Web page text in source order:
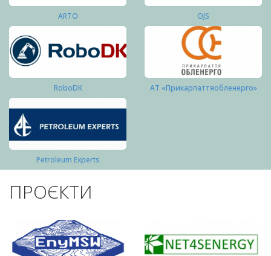
ARTO OJS
RoboDK АТ «Прикарпаттяобленерго»
Petroleum Experts
ПРОЄКТИ